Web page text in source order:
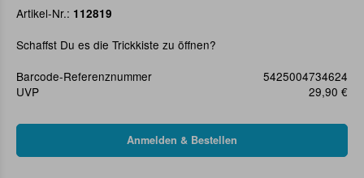
Artikel-Nr.: 112819
Schaffst Du es die Trickkiste zu öffnen?
Barcode-Referenznummer
5425004734624
UVP
29,90 €